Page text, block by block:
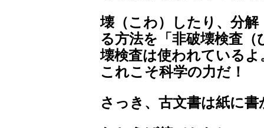
壊（こわ）したり、分
る方法を「非破壊検査
壊検査は使われているよ
これこそ科学の力だ！
さっき、古文書は紙に